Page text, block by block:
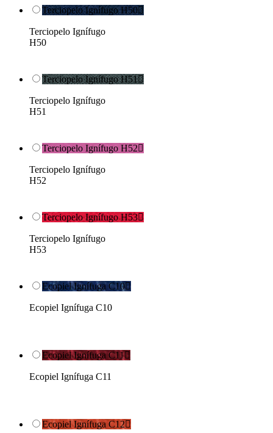
Terciopelo Ignífugo H50
Terciopelo Ignífugo
H50
Terciopelo Ignífugo H51
Terciopelo Ignífugo
H51
Terciopelo Ignífugo H52
Terciopelo Ignífugo
H52
Terciopelo Ignífugo H53
Terciopelo Ignífugo
H53
Ecopiel Ignífuga C10
Ecopiel Ignífuga C10
Ecopiel Ignífuga C11
Ecopiel Ignífuga C11
Ecopiel Ignífuga C12